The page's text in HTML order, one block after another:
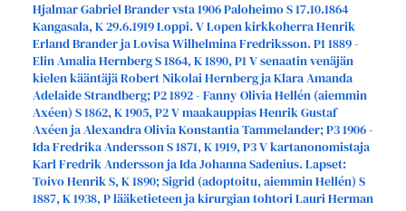
Hjalmar Gabriel Brander vsta 1906 Paloheimo S 17.10.1864
Kangasala, K 29.6.1919 Loppi. V Lopen kirkkoherra Henrik
Erland Brander ja Lovisa Wilhelmina Fredriksson. P1 1889 -
Elin Amalia Hernberg S 1864, K 1890, P1 V senaatin venäjän
kielen kääntäjä Robert Nikolai Hernberg ja Klara Amanda
Adelaide Strandberg; P2 1892 - Fanny Olivia Hellén (aiemmin
Axéen) S 1862, K 1905, P2 V maakauppias Henrik Gustaf
Axéen ja Alexandra Olivia Konstantia Tammelander; P3 1906 -
Ida Fredrika Andersson S 1871, K 1919, P3 V kartanonomistaja
Karl Fredrik Andersson ja Ida Johanna Sadenius. Lapset:
Toivo Henrik S, K 1890; Sigrid (adoptoitu, aiemmin Hellén) S
1887, K 1938, P lääketieteen ja kirurgian tohtori Lauri Herman